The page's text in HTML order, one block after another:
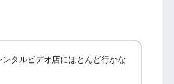
タルビデオ店にほとんど行かな